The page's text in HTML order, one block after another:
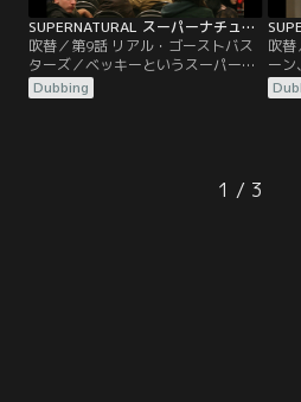
SUPERNATURAL スーパーナチュラル シーズン5 第09話／吹替
吹替／第9話 リアル・ゴーストバス
ターズ／ベッキーというスーパーナ
チュラルの熱狂的なファンが、チャ
ックになりすましてサムとディーン
加するハメになる。だが、イベント
の一つのはずだったロールプレイン
Dubbing
吹替
ーン
トを
ファ
ョ
ビ
1